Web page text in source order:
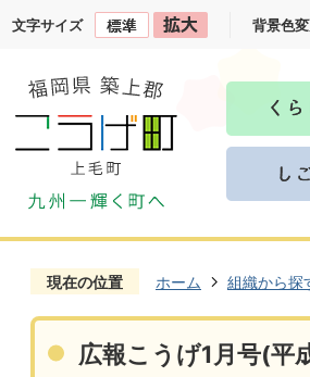
文字サイズ 背景色
現在の位置 ホーム 組織から探
広報こうげ1月号(平